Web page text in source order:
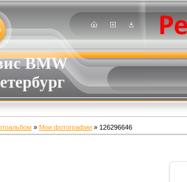
BMW
» Мои фотографии » 126296646